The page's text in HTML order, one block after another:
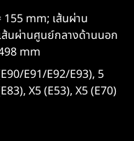
mm; เส้นผ่าน
นผ่านศูนย์กลางด้านนอก
mm
E91/E92/E93), 5
X5 (E53), X5 (E70)